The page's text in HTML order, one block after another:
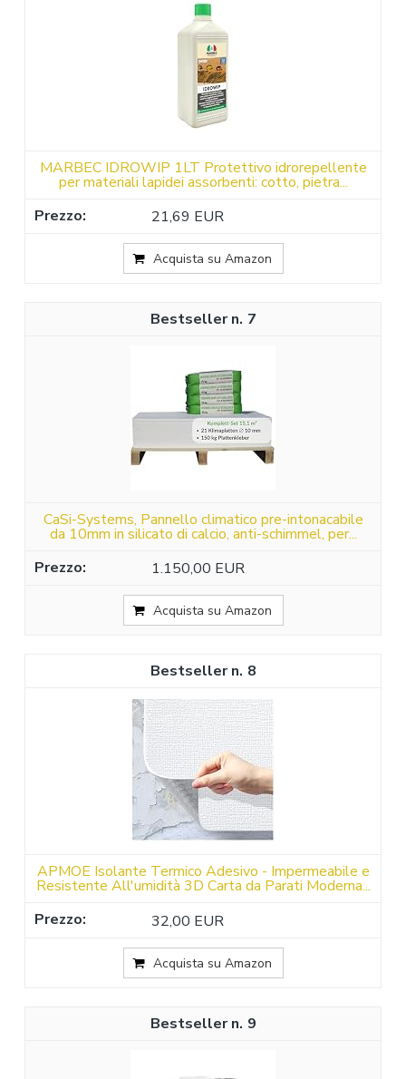
MARBEC IDROWIP 1LT Protettivo idrorepellente
per materiali lapidei assorbenti: cotto, pietra...
21,69 EUR
Acquista su Amazon
7
CaSi-Systems, Pannello climatico pre-intonacabile
da 10mm in silicato di calcio, anti-schimmel, per...
1.150,00 EUR
Acquista su Amazon
8
APMOE Isolante Termico Adesivo - Impermeabile e
Resistente All'umidità 3D Carta da Parati Moderna...
32,00 EUR
Acquista su Amazon
9